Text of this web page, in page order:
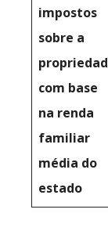
impostos
sobre a
com base
na renda
familiar
média do
estado